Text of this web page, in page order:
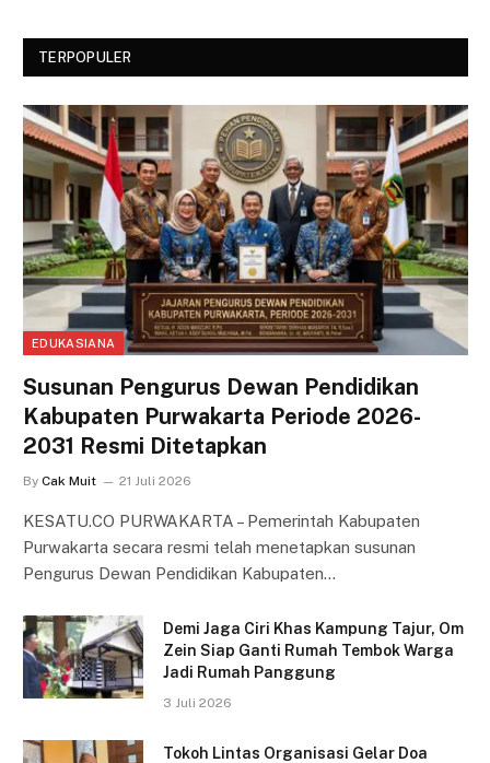
TERPOPULER
EDUKASIANA
Susunan Pengurus Dewan Pendidikan
Kabupaten Purwakarta Periode 2026-
2031 Resmi Ditetapkan
By Cak Muit 21 Juli 2026
KESATU.CO PURWAKARTA – Pemerintah Kabupaten
Purwakarta secara resmi telah menetapkan susunan
Pengurus Dewan Pendidikan Kabupaten…
Demi Jaga Ciri Khas Kampung Tajur, Om
Zein Siap Ganti Rumah Tembok Warga
Jadi Rumah Panggung
3 Juli 2026
Tokoh Lintas Organisasi Gelar Doa